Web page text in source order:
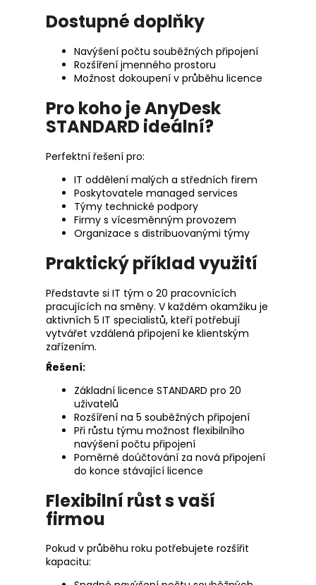
Dostupné doplňky
Navýšení počtu souběžných připojení
Rozšíření jmenného prostoru
Možnost dokoupení v průběhu licence
Pro koho je AnyDesk
STANDARD ideální?
Perfektní řešení pro:
IT oddělení malých a středních firem
Poskytovatele managed services
Týmy technické podpory
Firmy s vícesměnným provozem
Organizace s distribuovanými týmy
Praktický příklad využití
Představte si IT tým o 20 pracovnících
pracujících na směny. V každém okamžiku je
aktivních 5 IT specialistů, kteří potřebují
vytvářet vzdálená připojení ke klientským
zařízením.
Řešení:
Základní licence STANDARD pro 20
uživatelů
Rozšíření na 5 souběžných připojení
Při růstu týmu možnost flexibilního
navýšení počtu připojení
Poměrné doúčtování za nová připojení
do konce stávající licence
Flexibilní růst s vaší
firmou
Pokud v průběhu roku potřebujete rozšířit
kapacitu: